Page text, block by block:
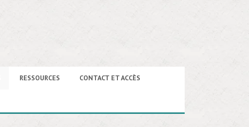
RESSOURCES CONTACT ET ACCÈS